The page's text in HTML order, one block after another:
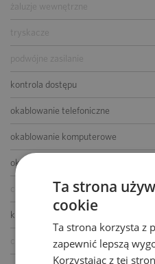
żaluzje wewnętrzne
tryskacze
podwójne zasilanie
kontrola dostępu
okablowanie telefoniczne
okablowanie komputerowe
okablowanie elektryczne
centrala telefoniczna
klimatyzacja
czujniki dymu i ciepła
Ta strona
cookie
Ta strona korzysta z
zapewnić lepszą
Korzystając z tej